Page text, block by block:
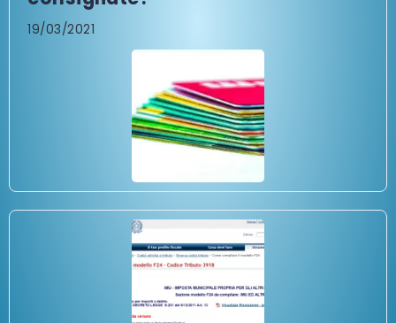
19/03/2021